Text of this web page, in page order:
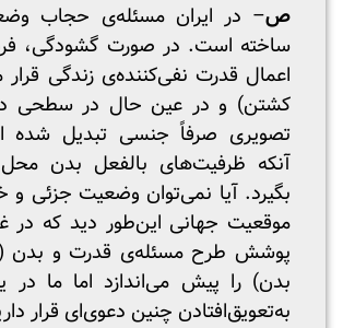
ص– در ایران مسئله‌ی حجاب
ساخته است. در صورت گشودگی،
اعمال قدرت نفی‌کننده‌ی زندگی
کشتن) و در عین حال در سطحی
تصویری صرفاً جنسی تبدیل شده
آنکه ظرفیت‌های بالفعل بدن
بگیرد. آیا نمی‌توان وضعیت جزئی و
موقعیت جهانی این‌طور دید که در
پوشش طرح مسئله‌ی قدرت و بدن
بدن) را پیش می‌اندازد اما ما در
به‌تعویق‌افتادن چنین دعوی‌ای قرار